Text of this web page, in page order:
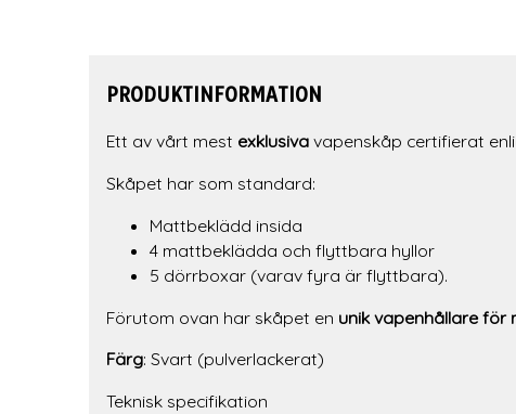
PRODUKTINFORMATION
Ett av vårt mest exklusivavapenskåp certifierat
Skåpet har som standard:
Mattbeklädd insida
4 mattbeklädda och flyttbara hyllor
5 dörrboxar (varav fyra är flyttbara).
Förutom ovan har skåpet en unik vapenhållare för
Färg: Svart (pulverlackerat)
Teknisk specifikation